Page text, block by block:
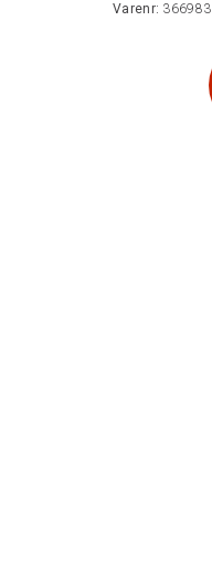
Varenr: 366983